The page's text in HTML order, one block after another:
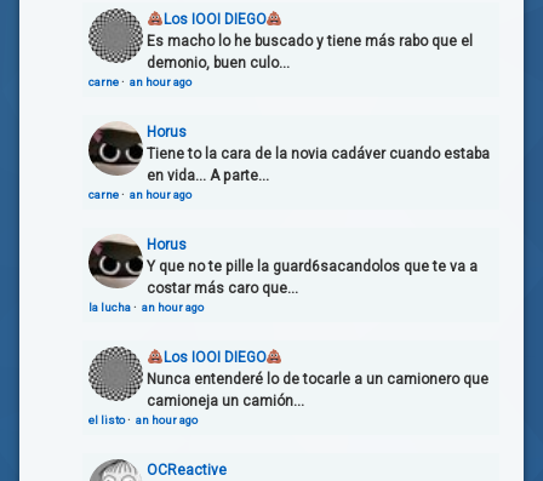
Los IOOI DIEGO
Es macho lo he buscado y tiene más rabo que el
demonio, buen culo...
carne· an hour ago
Horus
Tiene to la cara de la novia cadáver cuando estaba
en vida... A parte...
carne· an hour ago
Horus
Y que no te pille la guard6sacandolos que te va a
costar más caro que...
la lucha· an hour ago
Los IOOI DIEGO
Nunca entenderé lo de tocarle a un camionero que
camioneja un camión...
el listo· an hour ago
OCReactive